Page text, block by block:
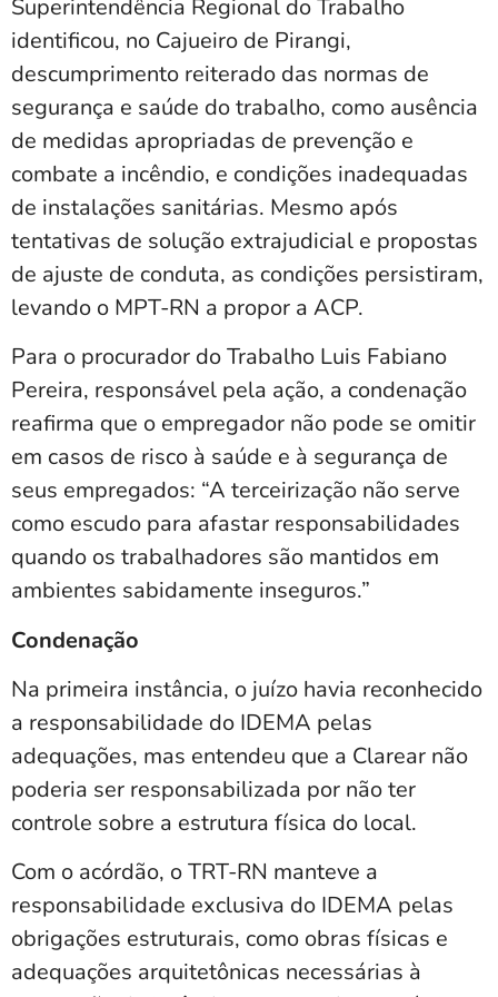
Superintendência Regional do Trabalho
identificou, no Cajueiro de Pirangi,
descumprimento reiterado das normas de
segurança e saúde do trabalho, como ausência
de medidas apropriadas de prevenção e
combate a incêndio, e condições inadequadas
de instalações sanitárias. Mesmo após
tentativas de solução extrajudicial e propostas
de ajuste de conduta, as condições persistiram,
levando o MPT-RN a propor a ACP.
Para o procurador do Trabalho Luis Fabiano
Pereira, responsável pela ação, a condenação
reafirma que o empregador não pode se omitir
em casos de risco à saúde e à segurança de
seus empregados: “A terceirização não serve
como escudo para afastar responsabilidades
quando os trabalhadores são mantidos em
ambientes sabidamente inseguros.”
Condenação
Na primeira instância, o juízo havia reconhecido
a responsabilidade do IDEMA pelas
adequações, mas entendeu que a Clarear não
poderia ser responsabilizada por não ter
controle sobre a estrutura física do local.
Com o acórdão, o TRT-RN manteve a
responsabilidade exclusiva do IDEMA pelas
obrigações estruturais, como obras físicas e
adequações arquitetônicas necessárias à